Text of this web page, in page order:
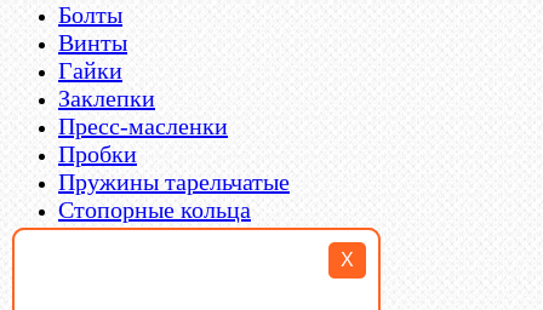
X
Болты
Винты
Гайки
Заклепки
Пресс-масленки
Пробки
Пружины тарельчатые
Стопорные кольца
Такелаж